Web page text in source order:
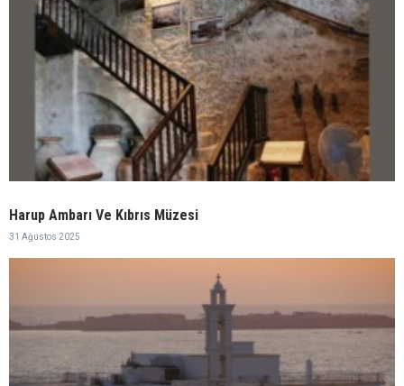
Harup Ambarı Ve Kıbrıs Müzesi
31 Ağustos 2025